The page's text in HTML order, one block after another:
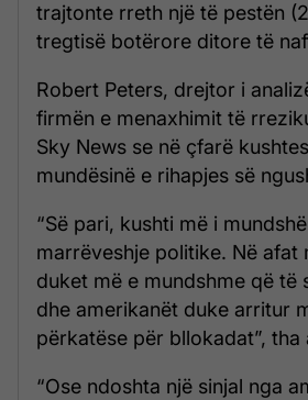
trajtonte rreth një të pestën
tregtisë botërore ditore të
Robert Peters, drejtor i
firmën e menaxhimit të
Sky News se në çfarë
mundësinë e rihapjes së
“Së pari, kushti më i
marrëveshje politike. Në afat
duket më e mundshme që të
dhe amerikanët duke arritur
përkatëse për bllokadat”, tha
“Ose ndoshta një sinjal nga